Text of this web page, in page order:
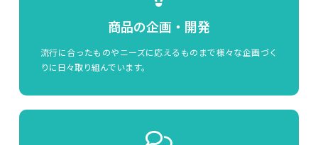
商品の企画・開発
流行に合ったものやニーズに応えるものまで様々な企画づく
りに日々取り組んでいます。